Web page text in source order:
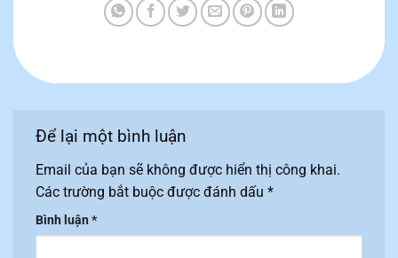
Để lại một bình luận
Email của bạn sẽ không được hiển thị công khai.
Các trường bắt buộc được đánh dấu *
Bình luận*